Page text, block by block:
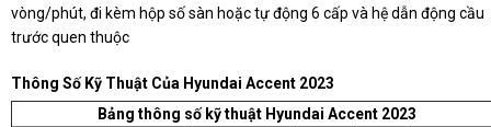
vòng/phút, đi kèm hộp số sàn hoặc tự động 6 cấp và hệ dẫn động cầu
trước quen thuộc
Thông Số Kỹ Thuật Của Hyundai Accent 2023
Bảng thông số kỹ thuật Hyundai Accent 2023